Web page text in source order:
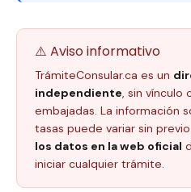
⚠️ Aviso informativo
TrámiteConsular.ca es un
independiente, sin vínculo
embajadas. La información
tasas puede variar sin previo
los datos en la web oficial
iniciar cualquier trámite.